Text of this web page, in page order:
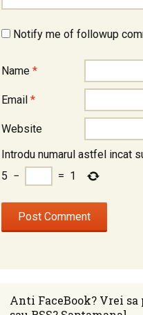
Notify me of followup
Name *
Email *
Website
Introdu numarul astfel incat
5 − = 1
Anti FaceBook? Vrei